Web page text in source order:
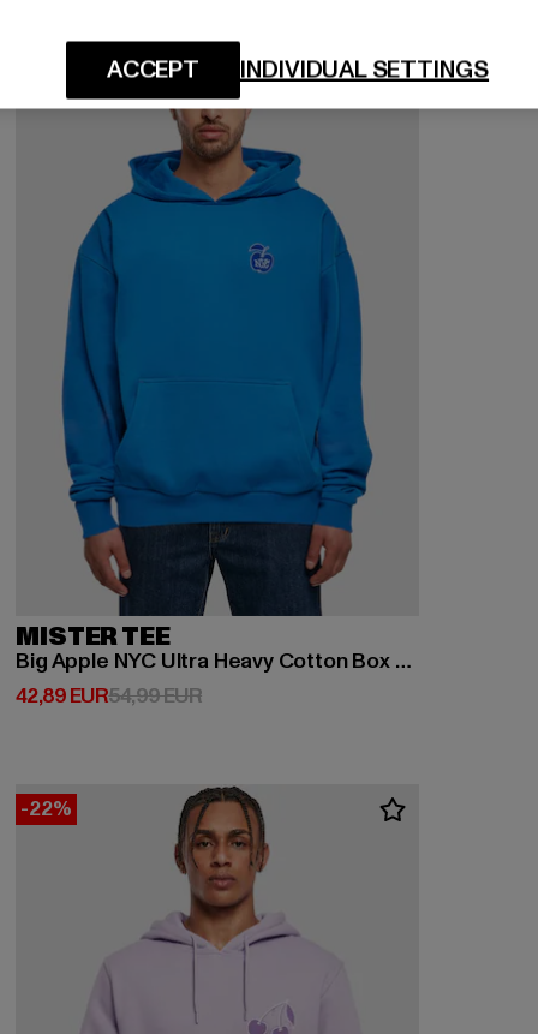
MISTER TEE
Big Apple NYC Ultra Heavy Cotton Box Hoody
42,89 EUR
Derzeitiger Preis: 42,89 EUR
54,99 EURAktionspreis: 54,99 EUR
-22%
INDIVIDUAL SETTINGS
ACCEPT